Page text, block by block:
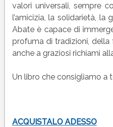
valori universali, sempre
l’amicizia, la solidarietà, la
Abate è capace di
profuma di tradizioni, della
anche a graziosi richiami
Un libro che consigliamo a
ACQUISTALO ADESSO